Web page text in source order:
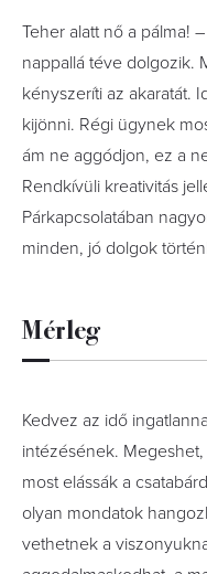
Teher alatt nő a pálma!
nappallá téve dolgozik.
kényszeríti az akaratát.
kijönni. Régi ügynek
ám ne aggódjon, ez a
Rendkívüli kreativitás
Párkapcsolatában
minden, jó dolgok
Mérleg
Kedvez az idő
intézésének.
most elássák a
olyan mondatok
vethetnek a